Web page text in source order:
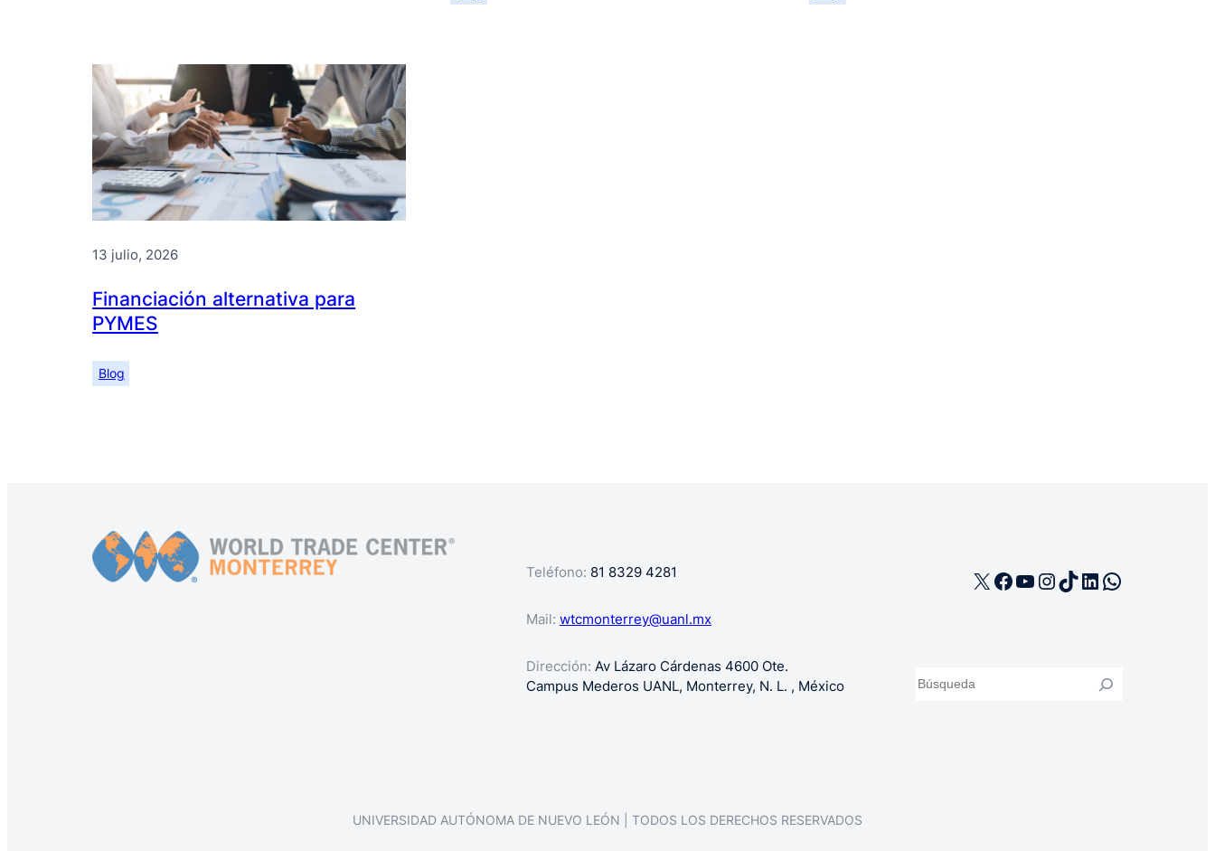
13 julio, 2026
Financiación alternativa para
PYMES
Blog
Teléfono: 81 8329 4281
Mail: wtcmonterrey@uanl.mx
Dirección: Av Lázaro Cárdenas 4600 Ote.
Campus Mederos UANL, Monterrey, N. L. , México
X Facebook
YouTube
Instagram
TikTok
LinkedIn
WhatsApp
UNIVERSIDAD AUTÓNOMA DE NUEVO LEÓN | TODOS LOS DERECHOS RESERVADOS